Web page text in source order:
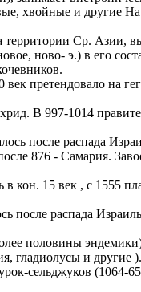
хвойные и другие
Ср. Азии,
ново- э.) в его
претендовало на
В 997-1014
после распада
876 - Самария.
15 век , с 1555
распада
половины
гладиолусы и другие ).
сельджуков (1064-